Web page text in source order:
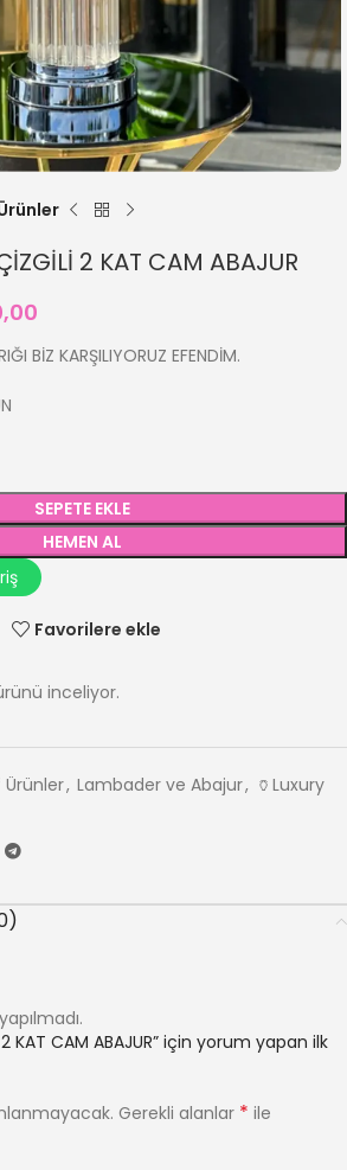
2 KAT CAM ABAJUR
BİZ KARŞILIYORUZ EFENDİM.
SEPETE EKLE
HEMEN AL
Favorilere ekle
inceliyor.
, Lambader ve Abajur, 🏺Luxury
2 KAT CAM ABAJUR” için yorum yapan ilk
Gerekli alanlar * ile